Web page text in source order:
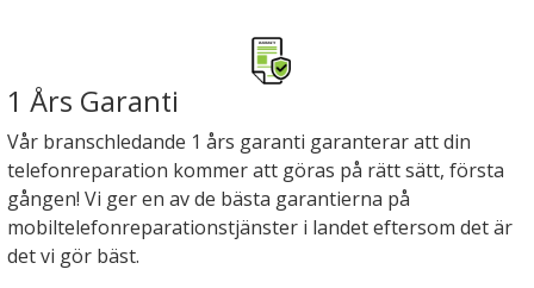
1 Års Garanti
Vår branschledande 1 års garanti garanterar att din
telefonreparation kommer att göras på rätt sätt, första
gången! Vi ger en av de bästa garantierna på
mobiltelefonreparationstjänster i landet eftersom det är
det vi gör bäst.